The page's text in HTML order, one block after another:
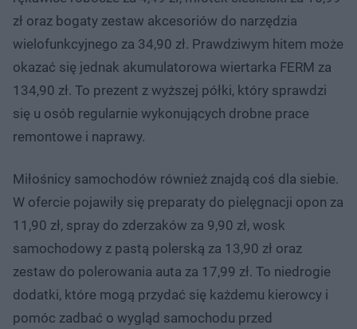
zł oraz bogaty zestaw akcesoriów do narzędzia
wielofunkcyjnego za 34,90 zł. Prawdziwym hitem może
okazać się jednak akumulatorowa wiertarka FERM za
134,90 zł. To prezent z wyższej półki, który sprawdzi
się u osób regularnie wykonujących drobne prace
remontowe i naprawy.
Miłośnicy samochodów również znajdą coś dla siebie.
W ofercie pojawiły się preparaty do pielęgnacji opon za
11,90 zł, spray do zderzaków za 9,90 zł, wosk
samochodowy z pastą polerską za 13,90 zł oraz
zestaw do polerowania auta za 17,99 zł. To niedrogie
dodatki, które mogą przydać się każdemu kierowcy i
pomóc zadbać o wygląd samochodu przed